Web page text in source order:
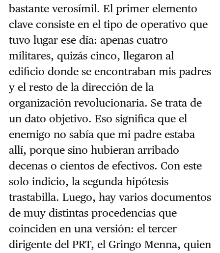
bastante verosímil. El primer elemento
clave consiste en el tipo de operativo que
tuvo lugar ese día: apenas cuatro
militares, quizás cinco, llegaron al
edificio donde se encontraban mis padres
y el resto de la dirección de la
organización revolucionaria. Se trata de
un dato objetivo. Eso significa que el
enemigo no sabía que mi padre estaba
allí, porque sino hubieran arribado
decenas o cientos de efectivos. Con este
solo indicio, la segunda hipótesis
trastabilla. Luego, hay varios documentos
de muy distintas procedencias que
coinciden en una versión: el tercer
dirigente del PRT, el Gringo Menna, quien